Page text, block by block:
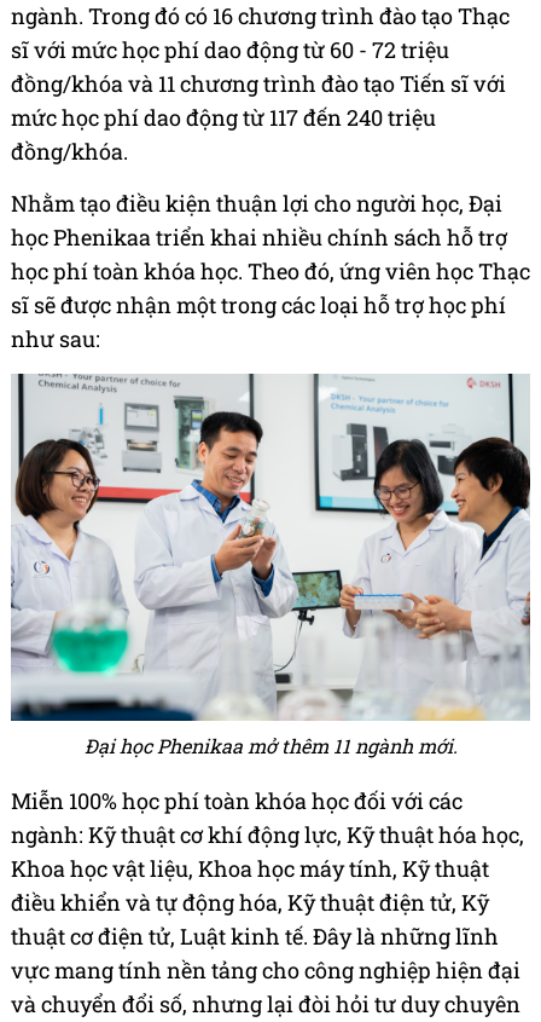
ngành. Trong đó có 16 chương trình đào tạo Thạc
sĩ với mức học phí dao động từ 60 - 72 triệu
đồng/khóa và 11 chương trình đào tạo Tiến sĩ với
mức học phí dao động từ 117 đến 240 triệu
đồng/khóa.
Nhằm tạo điều kiện thuận lợi cho người học, Đại
học Phenikaa triển khai nhiều chính sách hỗ trợ
học phí toàn khóa học. Theo đó, ứng viên học Thạc
sĩ sẽ được nhận một trong các loại hỗ trợ học phí
như sau:
Đại học Phenikaa mở thêm 11 ngành mới.
Miễn 100% học phí toàn khóa học đối với các
ngành: Kỹ thuật cơ khí động lực, Kỹ thuật hóa học,
Khoa học vật liệu, Khoa học máy tính, Kỹ thuật
điều khiển và tự động hóa, Kỹ thuật điện tử, Kỹ
thuật cơ điện tử, Luật kinh tế. Đây là những lĩnh
vực mang tính nền tảng cho công nghiệp hiện đại
và chuyển đổi số, nhưng lại đòi hỏi tư duy chuyên